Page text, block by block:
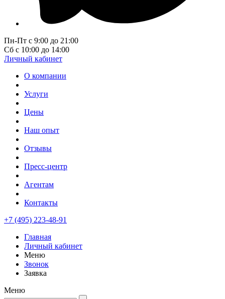
Пн-Пт с 9:00 до 21:00
Сб с 10:00 до 14:00
Личный кабинет
О компании
Услуги
Цены
Наш опыт
Отзывы
Пресс-центр
Агентам
Контакты
+7 (495) 223-48-91
Главная
Личный кабинет
Меню
Звонок
Заявка
Меню